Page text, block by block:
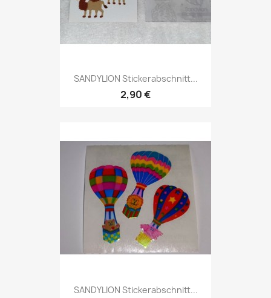
SANDYLION Stickerabschnitt...
2,90 €
SANDYLION Stickerabschnitt...